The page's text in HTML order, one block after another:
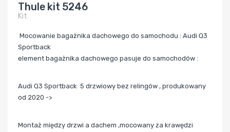
Thule kit 5246
Kit
Mocowanie bagażnika dachowego do samochodu : Audi Q3
Sportback
element bagażnika dachowego pasuje do samochodów :
Audi Q3 Sportback 5 drzwiowy bez relingów , produkowany
od 2020 ->
Montaż między drzwi a dachem ,mocowany za krawędzi